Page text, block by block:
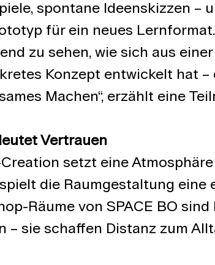
spontane Ideenskizzen –
für ein neues Lernformat.
zu sehen, wie sich aus
Konzept entwickelt hat –
Machen“, erzählt eine
Vertrauen
setzt eine
die Raumgestaltung eine
Räume von SPACE BO
– sie schaffen Distanz zum